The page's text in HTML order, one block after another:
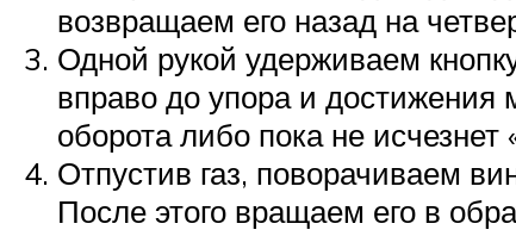
возвращаем его назад на
Одной рукой удерживаем
вправо до упора и достижения
оборота либо пока не исчезнет
Отпустив газ, поворачиваем
После этого вращаем его в